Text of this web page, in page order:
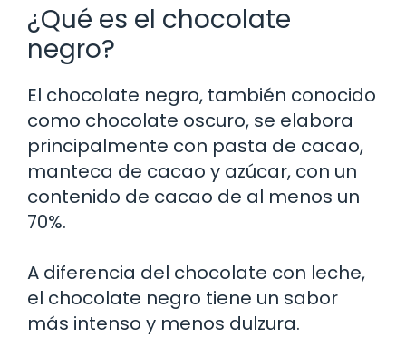
¿Qué es el chocolate
negro?
El chocolate negro, también conocido
como chocolate oscuro, se elabora
principalmente con pasta de cacao,
manteca de cacao y azúcar, con un
contenido de cacao de al menos un
70%.
A diferencia del chocolate con leche,
el chocolate negro tiene un sabor
más intenso y menos dulzura.